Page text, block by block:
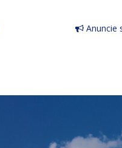
Anuncie